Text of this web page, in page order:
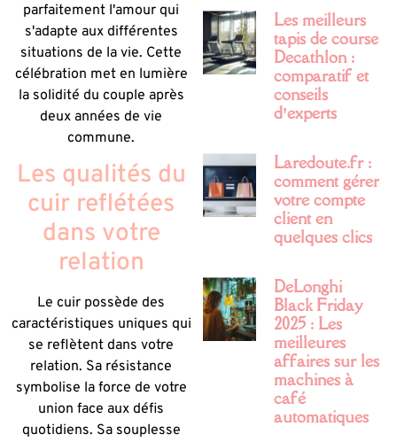
parfaitement l'amour qui
s'adapte aux différentes
situations de la vie. Cette
célébration met en lumière
la solidité du couple après
deux années de vie
commune.
Les qualités du
cuir reflétées
dans votre
relation
Le cuir possède des
caractéristiques uniques qui
se reflètent dans votre
relation. Sa résistance
symbolise la force de votre
union face aux défis
quotidiens. Sa souplesse
Les meilleurs
tapis de course
Decathlon :
comparatif et
conseils
d’experts
Laredoute.fr :
comment gérer
votre compte
client en
quelques clics
DeLonghi
Black Friday
2025 : Les
meilleures
affaires sur les
machines à
café
automatiques